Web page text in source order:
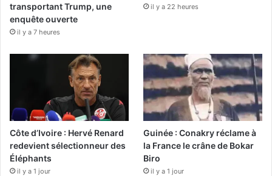
transportant Trump, une
enquête ouverte
il y a 7 heures
il y a 22 heures
Côte d’Ivoire : Hervé Renard
redevient sélectionneur des
Éléphants
il y a 1 jour
Guinée : Conakry réclame à
la France le crâne de Bokar
Biro
il y a 1 jour